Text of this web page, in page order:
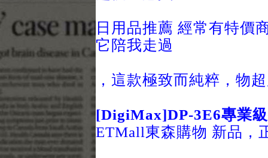
日用品推薦 經常有特價
它陪我走過
，這款極致而純粹，物
[DigiMax]DP-3E6專業
ETMall東森購物 新品，